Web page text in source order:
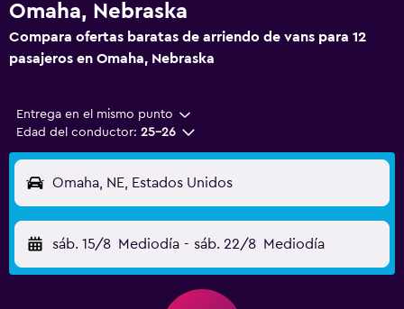
Omaha, Nebraska
Compara ofertas baratas de arriendo de vans para 12
pasajeros en Omaha, Nebraska
Entrega en el mismo punto
Edad del conductor: 25-26
Omaha, NE, Estados Unidos
sáb. 15/8 Mediodía - sáb. 22/8 Mediodía